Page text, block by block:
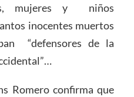
mujeres y niños
inocentes muertos
“defensores de la
Romero confirma que